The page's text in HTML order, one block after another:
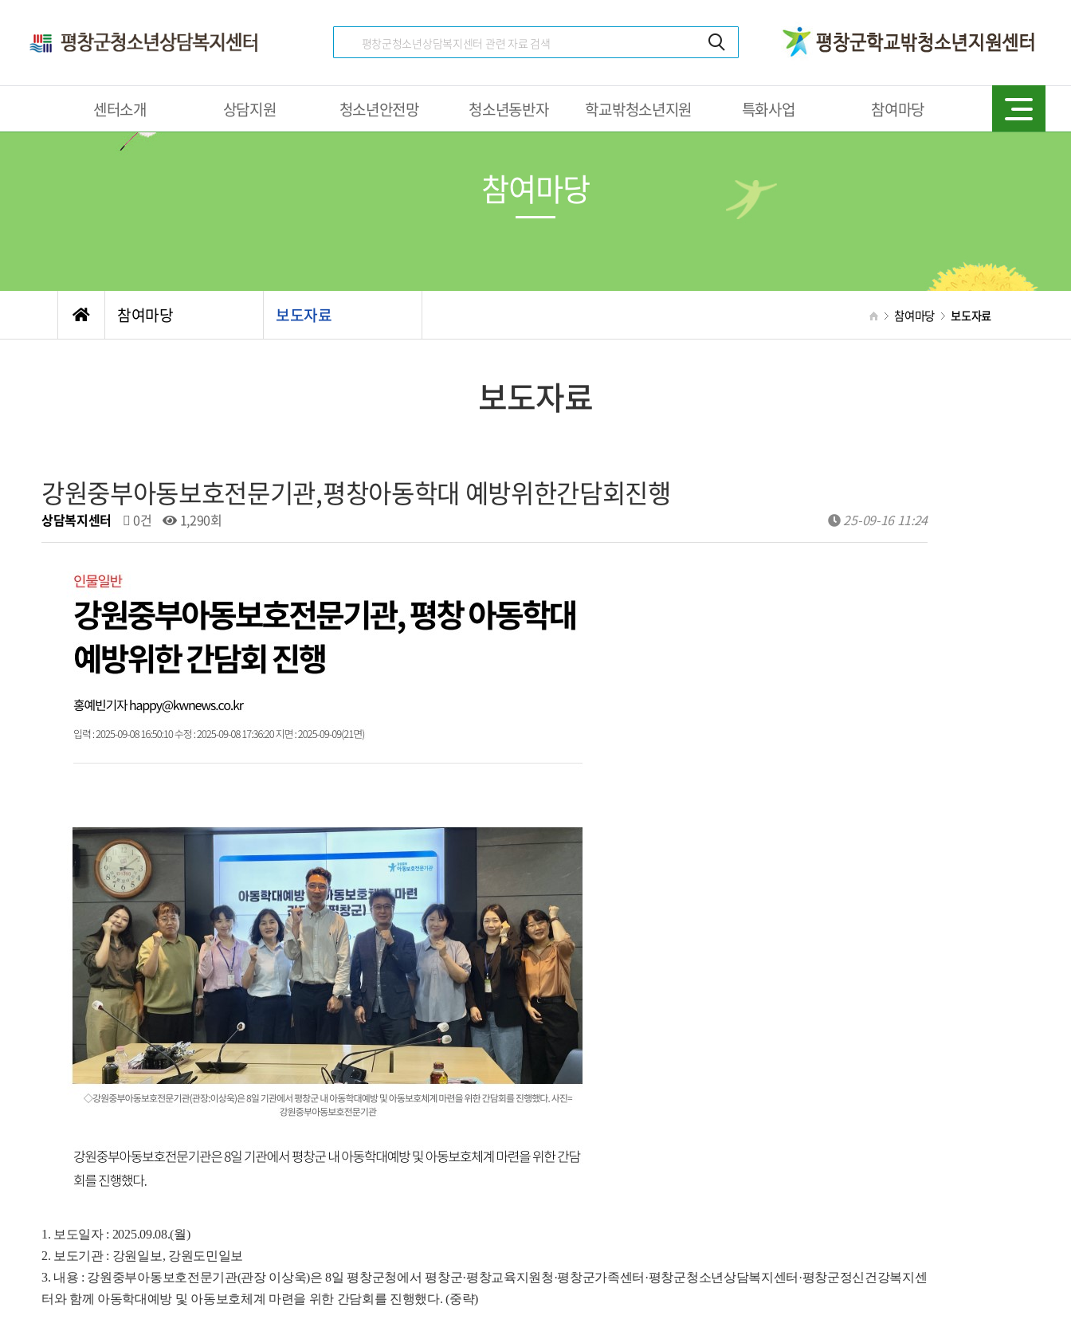
센터소개 상담지원 청소년안전망 청소년동반자 학교밖청소년지원 특화사업 참여마당
참여마당 보도자료 참여마당 보도자료
참여마당
보도자료
강원중부아동보호전문기관,평창아동학대 예방위한간담회진행
상담복지센터 0건 1,290회 25-09-16 11:24
1. 보도일자 : 2025.09.08.(월)
2. 보도기관 : 강원일보, 강원도민일보
3. 내용 : 강원중부아동보호전문기관(관장 이상욱)은 8일 평창군청에서 평창군·평창교육지원청·평창군가족센터·평창군청소년상담복지센터·평창군정신건강복지센
터와 함께 아동학대예방 및 아동보호체계 마련을 위한 간담회를 진행했다. (중략)